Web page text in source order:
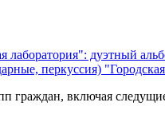
лаборатория": дуэтный
перкуссия) "Городская
граждан, включая